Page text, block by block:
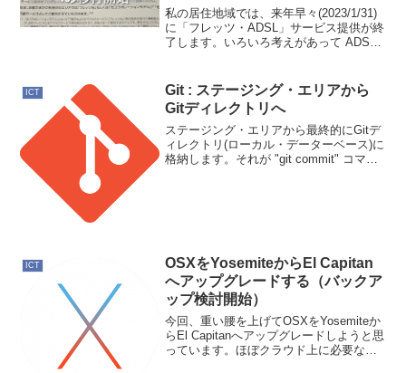
私の居住地域では、来年早々(2023/1/31)
に「フレッツ・ADSL」サービス提供が終
了します。いろいろ考えがあって ADSL
ました。現在、2回線引いています。フ
レ...
ICT
Git : ステージング・エリアから
Gitディレクトリへ
ステージング・エリアから最終的にGitデ
ィレクトリ(ローカル・データーベース)に
格納します。それが "git commit" コマン
ICT
OSXをYosemiteからEl Capitan
へアップグレードする（バックア
ップ検討開始）
今回、重い腰を上げてOSXをYosemiteか
らEl Capitanへアップグレードしようと思
っています。ほぼクラウド上に必要なデ